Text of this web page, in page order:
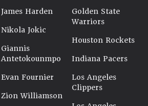
James Harden
Nikola Jokic
Giannis
Antetokounmpo
Evan Fournier
Zion Williamson
Golden State
Warriors
Houston Rockets
Indiana Pacers
Los Angeles
Clippers